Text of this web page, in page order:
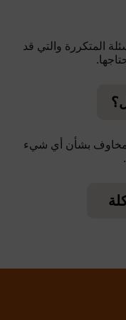
المتكررة والتي قد
مخاوف بشأن أي شيء